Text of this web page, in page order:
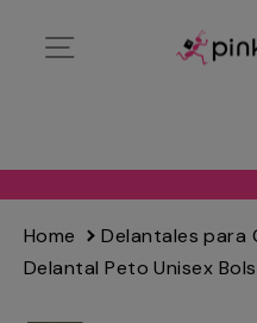
directamente
Home
Delantales para
Delantal Peto Unisex